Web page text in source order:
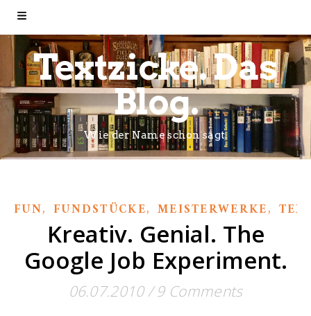
Textzicke. Das
Blog.
Wie der Name schon sagt.
FUN, FUNDSTÜCKE, MEISTERWERKE,
Kreativ. Genial. The
Google Job Experiment.
06.07.2010/ 9 Comments